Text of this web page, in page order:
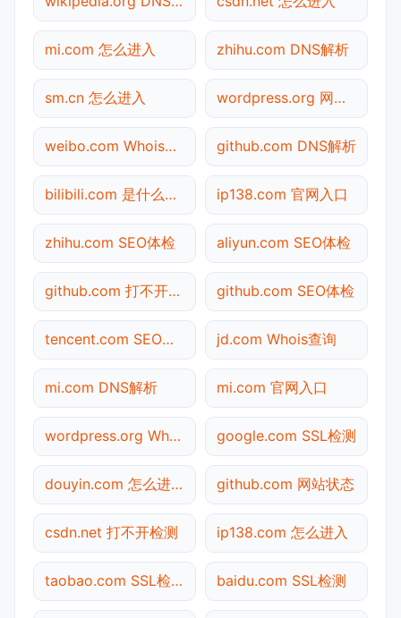
mi.com 怎么进入 zhihu.com DNS解析
sm.cn 怎么进入 wordpress.org 网站状态
weibo.com Whois查询 github.com DNS解析
bilibili.com 是什么网站 ip138.com 官网入口
zhihu.com SEO体检 aliyun.com SEO体检
github.com 打不开检测 github.com SEO体检
tencent.com SEO体检 jd.com Whois查询
mi.com DNS解析 mi.com 官网入口
wordpress.org Whois查询 google.com SSL检测
douyin.com 怎么进入 github.com 网站状态
csdn.net 打不开检测 ip138.com 怎么进入
taobao.com SSL检测 baidu.com SSL检测